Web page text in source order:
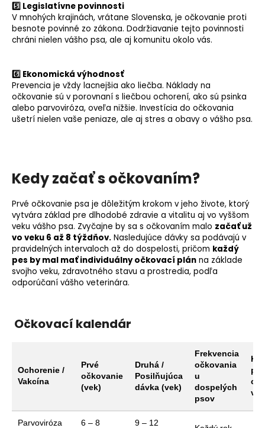
5️⃣ Legislatívne povinnosti
V mnohých krajinách, vrátane Slovenska, je očkovanie proti
besnote povinné zo zákona. Dodržiavanie tejto povinnosti
chráni nielen vášho psa, ale aj komunitu okolo vás.
6️⃣ Ekonomická výhodnosť
Prevencia je vždy lacnejšia ako liečba. Náklady na
očkovanie sú v porovnaní s liečbou ochorení, ako sú psinka
alebo parvoviróza, oveľa nižšie. Investícia do očkovania
ušetrí nielen vaše peniaze, ale aj stres a obavy o vášho psa.
Kedy začať s očkovaním?
Prvé očkovanie psa je dôležitým krokom v jeho živote, ktorý
vytvára základ pre dlhodobé zdravie a vitalitu aj vo vyššom
veku vášho psa. Zvyčajne by sa s očkovaním malo začať už
vo veku 6 až 8 týždňov. Nasledujúce dávky sa podávajú v
pravidelných intervaloch až do dospelosti, pričom každý
pes by mal mať individuálny očkovací plán na základe
svojho veku, zdravotného stavu a prostredia, podľa
odporúčaní vášho veterinára.
Očkovací kalendár
Ochorenie /
Vakcína
Prvé
očkovanie
(vek)
Druhá /
Posilňujúca
dávka (vek)
Frekvencia
očkovania
u
dospelých
psov
Parvoviróza 6 – 8 9 – 12